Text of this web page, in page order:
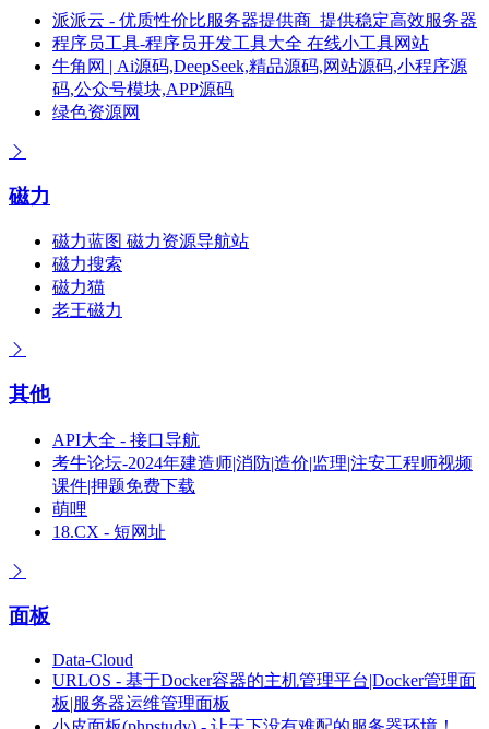
派派云 - 优质性价比服务器提供商_提供稳定高效服务器
程序员工具-程序员开发工具大全 在线小工具网站
牛角网 | Ai源码,DeepSeek,精品源码,网站源码,小程序源
码,公众号模块,APP源码
绿色资源网
磁力
磁力蓝图 磁力资源导航站
磁力搜索
磁力猫
老王磁力
其他
API大全 - 接口导航
考牛论坛-2024年建造师|消防|造价|监理|注安工程师视频
课件|押题免费下载
萌哩
18.CX - 短网址
面板
Data-Cloud
URLOS - 基于Docker容器的主机管理平台|Docker管理面
板|服务器运维管理面板